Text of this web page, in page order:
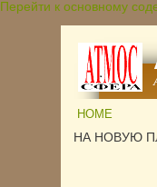
Перейти к основному
HOME
НА НОВУЮ